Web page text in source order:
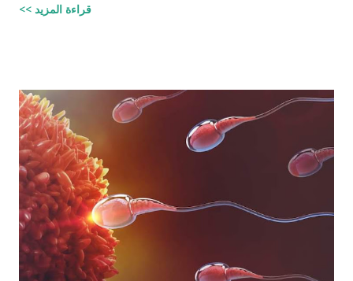
الحصص وذلك لأنه في حالات مُعَيَّنة يكون مجموع حصص الورثة أكثر
القرآن الكريم مقدار حصص الوارثين المحتمل وجودهم على الغالب
أثناء تقسيم الميراث، فمثلاً ترث الأخت نصف مقدار الأخ الشقيق ولكن
هناك الكثير من الاحتمالات لوجود عدة أنواع من الورثة في نفس الوقت
مثل (أخ، أخت، عّم، جد حفيد وكذا) وبطبيعة الحال ليس من المعقول
افتراض تفصيل آيات القرآن الكريم لكل الحالات التي فيها تراكيب
مختلفة من الوارثين، وإلِّا لصار القرآن مُجَلَّدات من الحسابات
قراءة المزيد >>